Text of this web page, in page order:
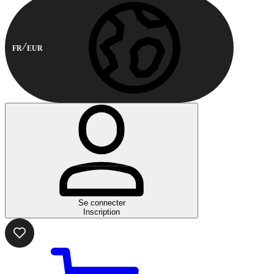
FR EUR
Se connecter
Inscription